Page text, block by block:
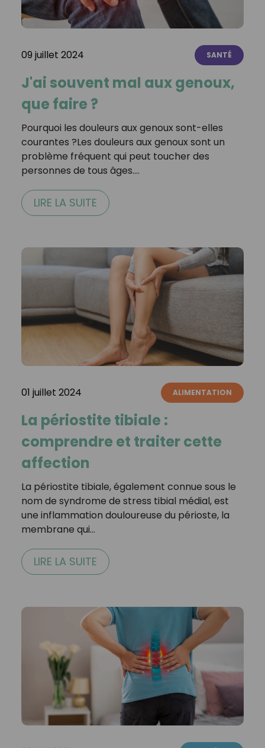
09 juillet 2024 SANTÉ
J'ai souvent mal aux genoux,
que faire ?
Pourquoi les douleurs aux genoux sont-elles
courantes ?Les douleurs aux genoux sont un
problème fréquent qui peut toucher des
personnes de tous âges.…
LIRE LA SUITE
01 juillet 2024 ALIMENTATION
La périostite tibiale :
comprendre et traiter cette
affection
La périostite tibiale, également connue sous le
nom de syndrome de stress tibial médial, est
une inflammation douloureuse du périoste, la
membrane qui…
LIRE LA SUITE